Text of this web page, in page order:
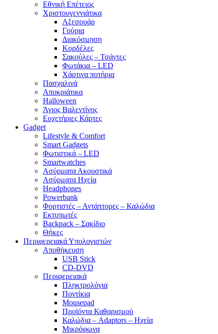
Εθνική Επέτειος
Χριστουγεννιάτικα
Αξεσουάρ
Γούρια
Διακόσμηση
Κορδέλες
Σακούλες – Τσάντες
Φωτάκια – LED
Χάρτινα ποτήρια
Πασχαλινά
Αποκριάτικα
Halloween
Άγιος Βαλεντίνος
Ευχετήριες Κάρτες
Gadget
Lifestyle & Comfort
Smart Gadgets
Φωτιστικά – LED
Smartwatches
Ασύρματα Ακουστικά
Ασύρματα Ηχεία
Headphones
Powerbank
Φορτιστές – Αντάπτορες – Καλώδια
Εκτυπωτές
Backpack – Σακίδιο
Θήκες
Περιφερειακά Υπολογιστών
Αποθήκευση
USB Stick
CD-DVD
Περιφερειακά
Πληκτρολόγια
Ποντίκια
Mousepad
Προϊόντα Καθαρισμού
Καλώδια – Adaptors – Ηχεία
Μικρόφωνα